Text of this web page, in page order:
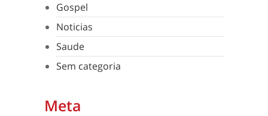
Gospel
Noticias
Saude
Sem categoria
Meta